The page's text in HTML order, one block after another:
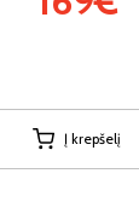
Į krepšelį